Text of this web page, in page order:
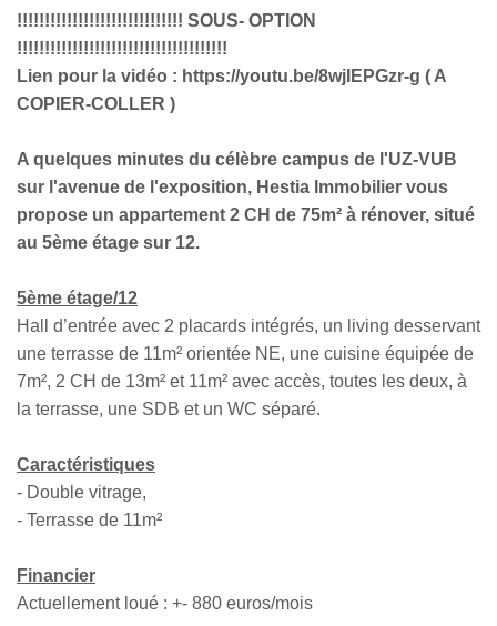
!!!!!!!!!!!!!!!!!!!!!!!!!!!!!! SOUS- OPTION
!!!!!!!!!!!!!!!!!!!!!!!!!!!!!!!!!!!!!!
Lien pour la vidéo : https://youtu.be/8wjIEPGzr-g ( A
COPIER-COLLER )
A quelques minutes du célèbre campus de l'UZ-VUB
sur l'avenue de l'exposition, Hestia Immobilier vous
propose un appartement 2 CH de 75m² à rénover, situé
au 5ème étage sur 12.
5ème étage/12
Hall d’entrée avec 2 placards intégrés, un living desservant
une terrasse de 11m² orientée NE, une cuisine équipée de
7m², 2 CH de 13m² et 11m² avec accès, toutes les deux, à
la terrasse, une SDB et un WC séparé.
Caractéristiques
- Double vitrage,
- Terrasse de 11m²
Financier
Actuellement loué : +- 880 euros/mois